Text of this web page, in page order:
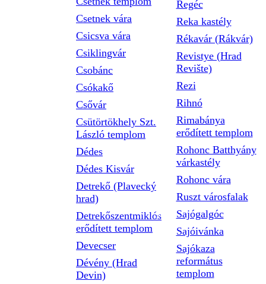
Csetnek vára
Csicsva vára
Csiklingvár
Csobánc
Csókakő
Csővár
Csütörtökhely Szt.
László templom
Dédes
Dédes Kisvár
Detrekő (Plavecký
hrad)
Detrekőszentmiklós
erődített templom
Devecser
Dévény (Hrad
Devin)
Regéc
Reka kastély
Rékavár (Rákvár)
Revistye (Hrad
Revište)
Rezi
Rihnó
Rimabánya
erődített templom
Rohonc Batthyány
várkastély
Rohonc vára
Ruszt városfalak
Sajógalgóc
Sajóivánka
Sajókaza
református
templom